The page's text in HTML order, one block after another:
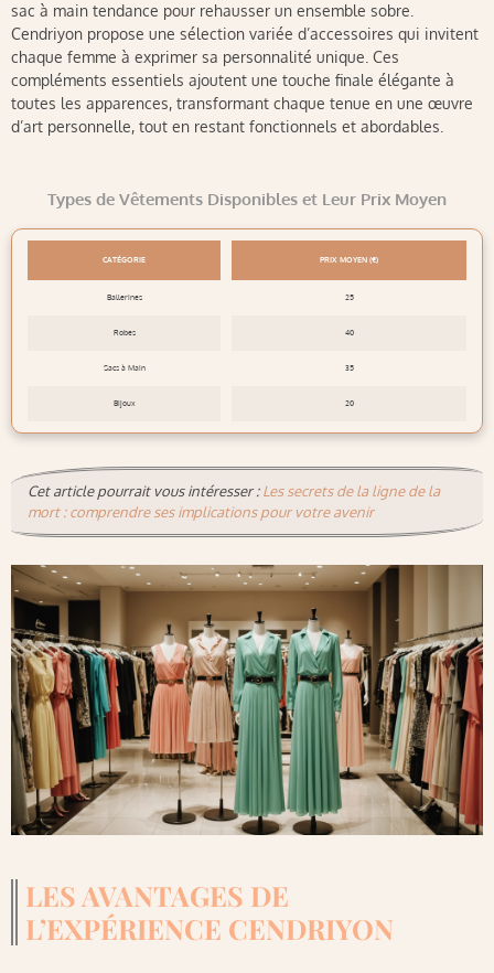
sac à main tendance pour rehausser un ensemble sobre.
Cendriyon propose une sélection variée d’accessoires qui invitent
chaque femme à exprimer sa personnalité unique. Ces
compléments essentiels ajoutent une touche finale élégante à
toutes les apparences, transformant chaque tenue en une œuvre
d’art personnelle, tout en restant fonctionnels et abordables.
Types de Vêtements Disponibles et Leur Prix Moyen
CATÉGORIE PRIX MOYEN (€)
Ballerines 25
Robes 40
Sacs à Main 35
Bijoux 20
Cet article pourrait vous intéresser :Les secrets de la ligne de la
mort : comprendre ses implications pour votre avenir
LES AVANTAGES DE
L’EXPÉRIENCE CENDRIYON